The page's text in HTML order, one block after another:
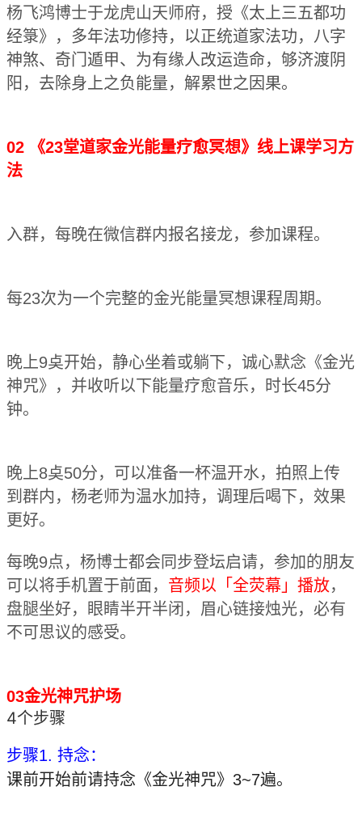
杨飞鸿博士于龙虎山天师府， 授《太上三五都功
经箓》， 多年法功修持，以正统道家法功，八字
神煞、奇门遁甲、 为有缘人改运造命， 够济渡阴
阳，去除身上之负能量，解累世之因果。
02 《23堂道家金光能量疗愈冥想》线上课学习方
法
入群，每晚在微信群内报名接龙，参加课程。
每23次为一个完整的金光能量冥想课程周期。
晚上9奌开始，静心坐着或躺下，诚心默念《金光
神咒》，并收听以下能量疗愈音乐，时长45分
钟。
晚上8奌50分，可以准备一杯温开水，拍照上传
到群内，杨老师为温水加持，调理后喝下，效果
更好。
每晚9点，杨博士都会同步登坛启请，参加的朋友
可以将手机置于前面， 音频以「全荧幕」播放，
盘腿坐好，眼睛半开半闭，眉心链接烛光，必有
不可思议的感受。
03金光神咒护场
4个步骤
步骤1. 持念：
课前开始前请持念《金光神咒》3~7遍。